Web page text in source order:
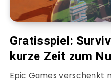
Gratisspiel:
kurze Zeit zum
Epic Games verschenkt